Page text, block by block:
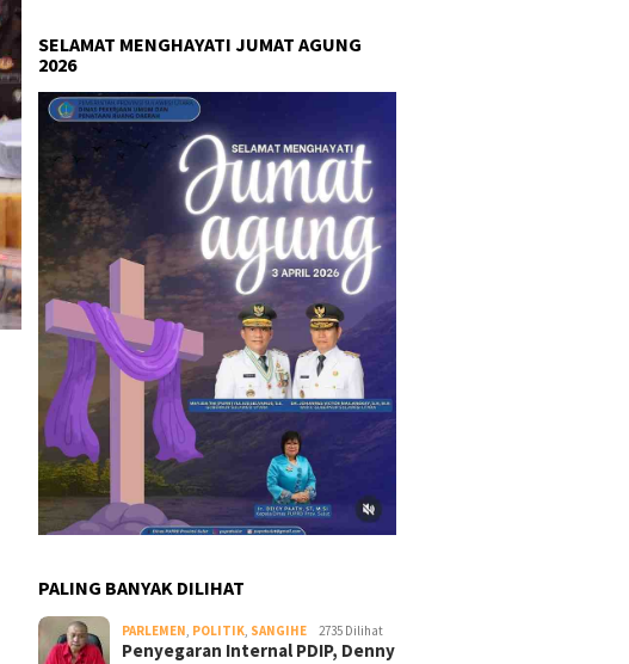
SELAMAT MENGHAYATI JUMAT AGUNG
2026
PALING BANYAK DILIHAT
PARLEMEN, POLITIK, SANGIHE 2735 Dilihat
Penyegaran Internal PDIP, Denny